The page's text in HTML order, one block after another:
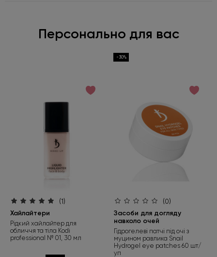
Персонально для вас
(1)
Хайлайтери
Рідкий хайлайтер для
обличчя та тіла Kodi
professional № 01, 30 мл
-30%
(0)
Засоби для догляду
навколо очей
Гідрогелеві патчі під очі з
муцином равлика Snail
Hydrogel eye patches 60 шт/
уп